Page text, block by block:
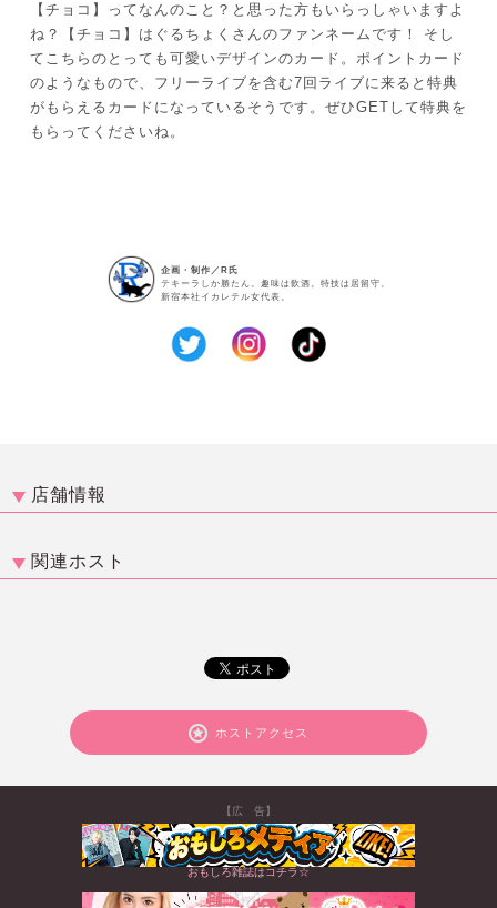
【チョコ】ってなんのこと？と思った方もいらっしゃいますよ
ね？【チョコ】はぐるちょくさんのファンネームです！ そし
てこちらのとっても可愛いデザインのカード。ポイントカード
のようなもので、フリーライブを含む7回ライブに来ると特典
がもらえるカードになっているそうです。ぜひGETして特典を
もらってくださいね。
企画・制作／R氏
テキーラしか勝たん。趣味は飲酒。特技は居留守。
新宿本社イカレテル女代表。
店舗情報
関連ホスト
ホストアクセス
【広 告】
おもしろ雑誌はコチラ☆